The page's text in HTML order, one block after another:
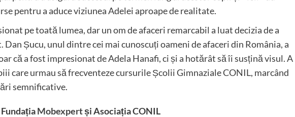
pentru a aduce viziunea Adelei aproape de realitate.
pe toată lumea, dar un om de afaceri remarcabil a luat decizia de a
Dan Șucu, unul dintre cei mai cunoscuți oameni de afaceri din România, a
că a fost impresionat de Adela Hanafi, ci și a hotărât să îi susțină visul. A
care urmau să frecventeze cursurile Școlii Gimnaziale CONIL, marcând
semnificative.
Mobexpertși Asociația CONIL